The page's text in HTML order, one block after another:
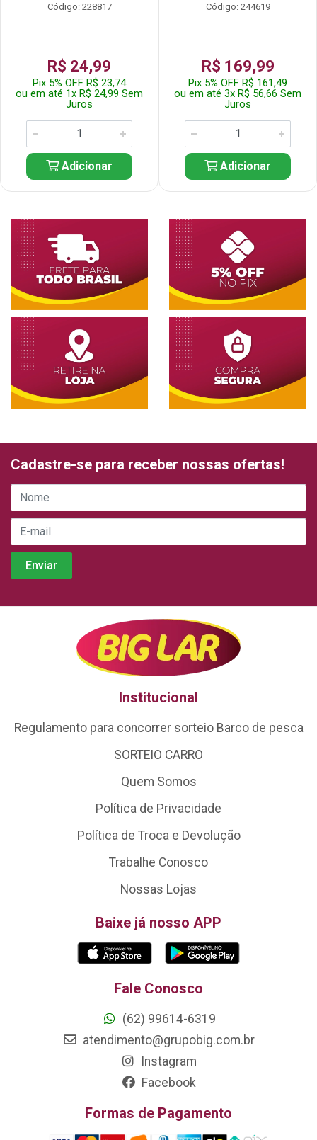
Código: 228817
R$ 24,99
Pix 5% OFF R$ 23,74
ou em até 1x R$ 24,99 Sem
Juros
Adicionar
Código: 244619
R$ 169,99
Pix 5% OFF R$ 161,49
ou em até 3x R$ 56,66 Sem
Juros
Adicionar
Cadastre-se para receber nossas ofertas!
Institucional
Regulamento para concorrer sorteio Barco de pesca
SORTEIO CARRO
Quem Somos
Política de Privacidade
Política de Troca e Devolução
Trabalhe Conosco
Nossas Lojas
Baixe já nosso APP
Fale Conosco
(62) 99614-6319
atendimento@grupobig.com.br
Instagram
Facebook
Formas de Pagamento